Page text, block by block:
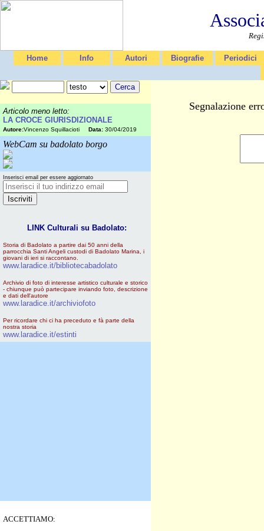
Home Info Autori Biografie Periodici
Articolo meno letto:
LA CROCE GIURISDIZIONALE
Autore:Vincenzo Squillacioti Data: 30/04/2019
WebCam su badolato borgo
Inserisci email per essere aggiornato
LINK Culturali su Badolato:
Storia di Badolato a partire dai 50 anni della
parrocchia Santi Angeli custodi di Badolato Marina, i
giovani di ieri si raccontano.
www.laradice.it/bibliotecabadolato
Archivio di foto di interesse artistico culturale e storico
- chiunque può partecipare inviando foto, descrizione
e dati dell'autore
www.laradice.it/archiviofoto
Per ricordare chi ci ha preceduto e fà parte della
nostra storia
www.laradice.it/estinti
ACCETTIAMO:
Segnalazione